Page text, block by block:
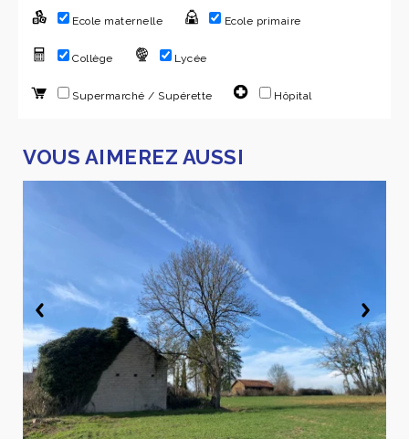
Ecole maternelle Ecole primaire
Collège Lycée
Supermarché / Supérette Hôpital
VOUS AIMEREZ AUSSI